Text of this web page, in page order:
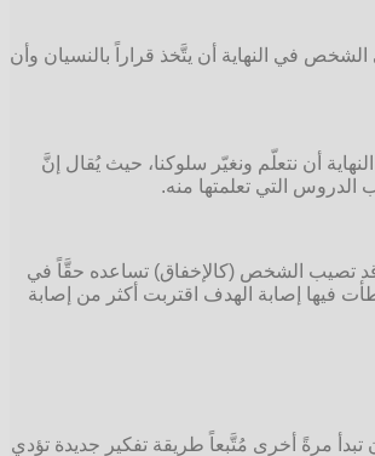
في النهاية أن يتَّخذ قراراً بالنسيان وأن
أن نتعلّم ونغيّر سلوكنا، حيث يُقال إنَّ
الدروس التي تعلمتها منه.
قد تصيب الشخص (كالإخفاق) تساعده حقَّاً في
فيها إصابة الهدف اقتربت أكثر من إصابة
مرةً أخرى مُتَّبعاً طريقة تفكيرٍ جديدة تؤدي